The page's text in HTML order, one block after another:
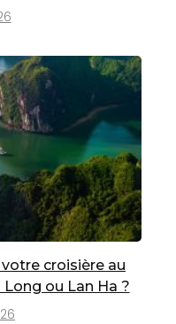
croisière au
ou Lan Ha ?